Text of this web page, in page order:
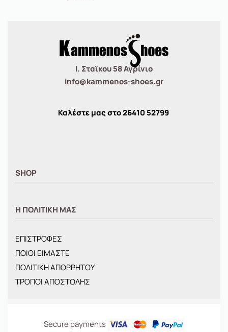
Ι. Σταϊκου 58 Αγρίνιο
info@kammenos-shoes.gr
Καλέστε μας στο26410 52799
SHOP
ΓΥΝΑΙΚΕΙΑ
BRANDS
ΝΕΕΣ ΑΦΙΞΕΙΣ
OFFERS
ΤΣΑΝΤΕΣ
Η ΠΟΛΙΤΙΚΗ ΜΑΣ
ΕΠΙΣΤΡΟΦΕΣ
ΠΟΙΟΙ ΕΙΜΑΣΤΕ
ΠΟΛΙΤΙΚΗ ΑΠΟΡΡΗΤΟΥ
ΤΡΟΠΟΙ ΑΠΟΣΤΟΛΗΣ
Secure payments